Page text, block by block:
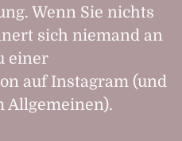
Wenn Sie nichts
sich niemand an
einer
auf Instagram (und
Allgemeinen).